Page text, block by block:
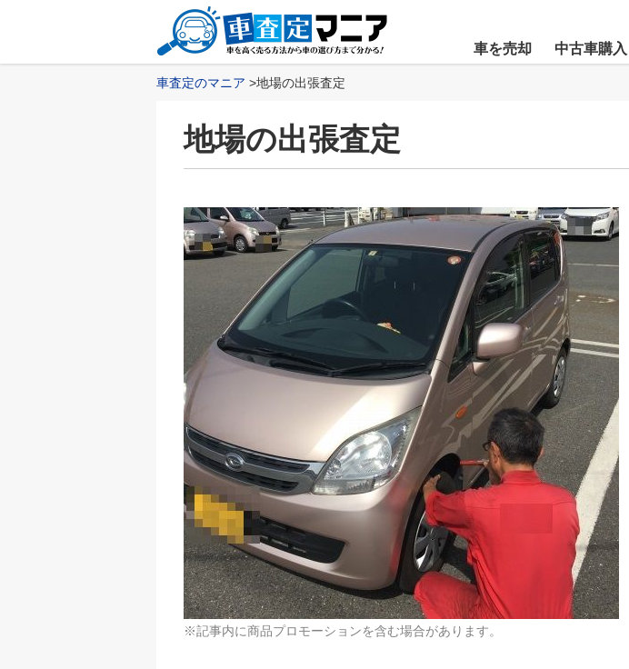
車を売却 中古車購入
車査定のマニア 地場の出張査定
地場の出張査定
※記事内に商品プロモーションを含む場合があります。